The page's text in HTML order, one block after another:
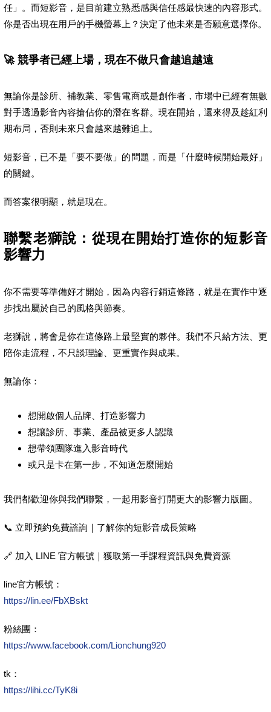
任」。而短影音，是目前建立熟悉感與信任感最快速的內容形式。
你是否出現在用戶的手機螢幕上？決定了他未來是否願意選擇你。
🚀 競爭者已經上場，現在不做只會越追越遠
無論你是診所、補教業、零售電商或是創作者，市場中已經有無數
對手透過影音內容搶佔你的潛在客群。現在開始，還來得及趁紅利
期布局，否則未來只會越來越難追上。
短影音，已不是「要不要做」的問題，而是「什麼時候開始最好」
的關鍵。
而答案很明顯，就是現在。
聯繫老獅說：從現在開始打造你的短影音
影響力
你不需要等準備好才開始，因為內容行銷這條路，就是在實作中逐
步找出屬於自己的風格與節奏。
老獅說，將會是你在這條路上最堅實的夥伴。我們不只給方法、更
陪你走流程，不只談理論、更重實作與成果。
無論你：
想開啟個人品牌、打造影響力
想讓診所、事業、產品被更多人認識
想帶領團隊進入影音時代
或只是卡在第一步，不知道怎麼開始
我們都歡迎你與我們聯繫，一起用影音打開更大的影響力版圖。
📞 立即預約免費諮詢｜了解你的短影音成長策略
🔗 加入 LINE 官方帳號｜獲取第一手課程資訊與免費資源
line官方帳號：
https://lin.ee/FbXBskt
粉絲團：
https://www.facebook.com/Lionchung920
tk：
https://lihi.cc/TyK8i